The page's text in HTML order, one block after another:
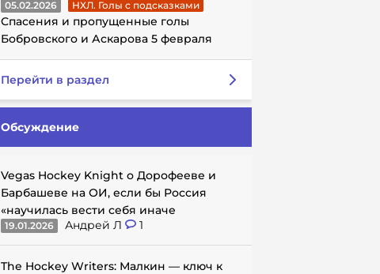
05.02.2026 НХЛ. Голы с подсказками
Спасения и пропущенные голы
Бобровского и Аскарова 5 февраля
Перейти в раздел
Обсуждение
Vegas Hockey Knight о Дорофееве и
Барбашеве на ОИ, если бы Россия
«научилась вести себя иначе
19.01.2026 Андрей Л 1
The Hockey Writers: Малкин — ключ к